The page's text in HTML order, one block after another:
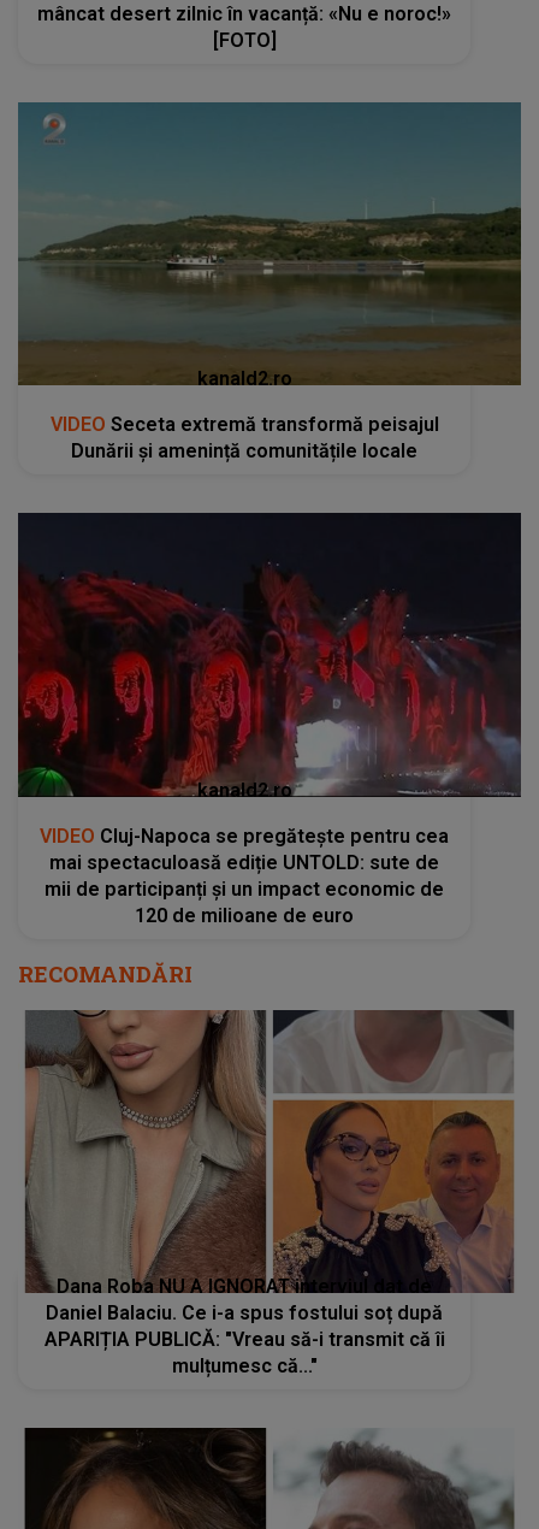
mâncat desert zilnic în vacanță: «Nu e noroc!»
[FOTO]
kanald2.ro
VIDEO Seceta extremă transformă peisajul
Dunării și amenință comunitățile locale
kanald2.ro
VIDEO Cluj-Napoca se pregătește pentru cea
mai spectaculoasă ediție UNTOLD: sute de
mii de participanți și un impact economic de
120 de milioane de euro
RECOMANDĂRI
Dana Roba NU A IGNORAT interviul dat de
Daniel Balaciu. Ce i-a spus fostului soț după
APARIȚIA PUBLICĂ: "Vreau să-i transmit că îi
mulțumesc că..."